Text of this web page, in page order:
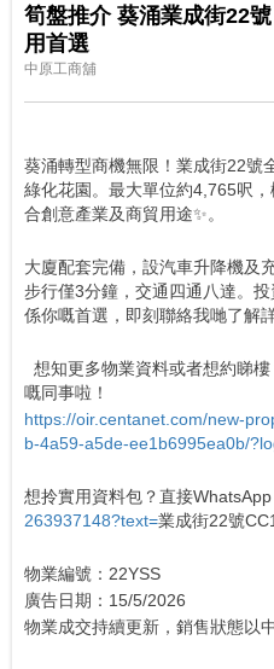
筍盤推介 葵涌業成街22
用首選
中原工商舖
葵涌轉型商機無限！業成街22號
綠化花園。最大單位約4,765呎
合創意產業及商貿用途✨。
大廈配套完備，設汽車升降機及
步行僅3分鐘，交通四通八達。
係你嘅首選，即刻聯絡我哋了解
想知更多物業資料或者想約睇
嘅同事啦！
https://oir.centanet.com/new-
b-4a59-a5de-ee1b6995ea0b/
想拎實用資料包？直接
263937148?text=業成街22號
物業編號：22YSS
廣告日期：15/5/2026
物業成交持續更新，銷售狀態以